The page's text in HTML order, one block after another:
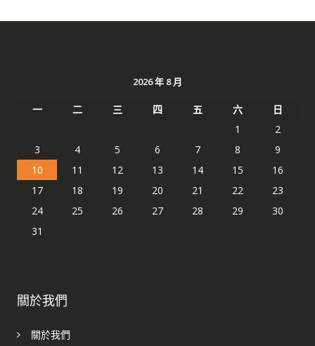
2026 年 8 月
一 二 三 四 五 六
日
1
2
3
4 5 6 7 8
9
10
11 12 13 14 15
16
17
18 19 20 21 22
23
24
25 26 27 28 29
30
31
關於我們
關於我們